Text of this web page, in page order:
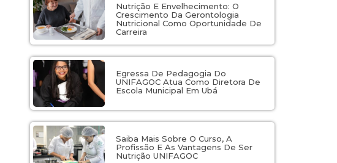
Nutrição E Envelhecimento: O
Crescimento Da Gerontologia
Nutricional Como Oportunidade De
Carreira
Egressa De Pedagogia Do
UNIFAGOC Atua Como Diretora De
Escola Municipal Em Ubá
Saiba Mais Sobre O Curso, A
Profissão E As Vantagens De Ser
Nutrição UNIFAGOC